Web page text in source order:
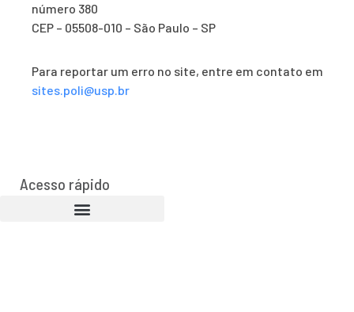
número 380
CEP – 05508-010 – São Paulo – SP
Para reportar um erro no site, entre em contato em
sites.poli@usp.br
Acesso rápido